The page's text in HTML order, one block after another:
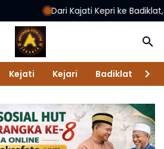
Dari Kajati Kepri ke Badiklat, Jehezkiel
Kejati Kejari Badiklat